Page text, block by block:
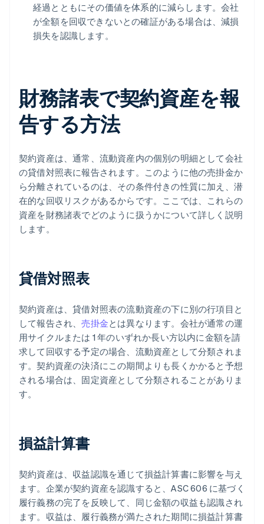
経過とともにその価値を体系的に減らします。会社
が全額を回収できないとの確証がある場合は、減損
損失を認識します。
財務諸表で契約資産を報
告する方法
契約資産は、通常、流動資産内の個別の明細として会社
の貸借対照表に報告されます。このように他の売掛金か
ら分離されているのは、その条件付きの性質に加え、潜
在的な回収リスクがあるからです。ここでは、これらの
資産を財務諸表でどのように扱うかについて詳しく説明
します。
貸借対照表
契約資産は、貸借対照表の流動資産の下に別の行項目と
して報告され、売掛金とは異なります。会社が通常の運
用サイクルまたは 1 年のいずれか長い方以内に金額を請
求して回収する予定の場合、流動資産として分類されま
す。契約資産の決済にこの期間よりも長くかかると予想
される場合は、固定資産として分類されることがありま
す。
損益計算書
契約資産は、収益認識を通じて損益計算書に影響を与え
ます。企業が契約資産を認識すると、ASC 606 に基づく
履行義務の完了を反映して、同じ金額の収益も認識され
ます。収益は、履行義務が満たされた期間に損益計算書